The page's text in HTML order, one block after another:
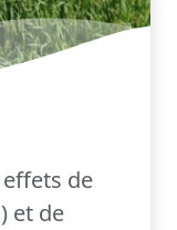
de
et de